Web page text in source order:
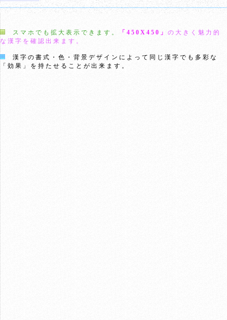
スマホでも拡大表示できます。 「450X450」 の大きく魅力的
な漢字を確認出来ます。
漢字の書式・色・背景デザインによって同じ漢字でも多彩な
「効果」を持たせることが出来ます。